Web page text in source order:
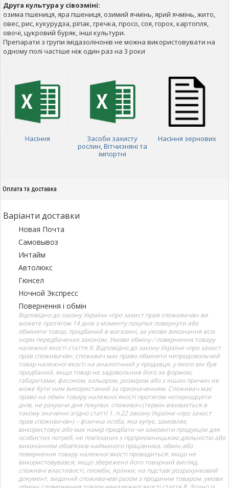
Друга культура у сівозміні:
озима пшениця, яра пшениця, озимий ячмінь, ярий ячмінь, жито,
овес, рис, кукурудза, ріпак, гречка, просо, соя, горох, картопля,
овочі, цукровий буряк, інші культури.
Препарати з групи імідазолінонів не можна використовувати на
одному полі частіше ніж один раз на 3 роки
Насіння
Засоби захисту
рослин, Вітчизняні та
імпортні
Насіння зернових
Оплата та доставка
Варіанти доставки
Новая Почта
Самовывоз
Интайм
Автолюкс
Гюнсел
Ночной Экспресс
Повернення і обмін
Відповідно до закону України «про захист прав споживачів» ви
можете протягом 14 днів з моменту покупки повернути або
обміняти товар, придбаний в магазині, за умови виконання всіх
норм передбачених законом. Умови обміну / повернення товару
належної якості стаття 9. Відповідно до закону України «про захист
прав споживачів»: споживач має право обміняти непродовольчий
товар належної якості на аналогічний у продавця, у якого він був
придбаний, якщо товар не задовольнив його за формою,
габаритами, фасоном, кольором, розміром або з інших причин не
може бути ним використаний за призначенням. Споживач має
право на обмін товару належної якості протягом чотирнадцяти
днів, не рахуючи дня покупки. споживач (термін вживається в
такому значенні згідно статті 1. п.22 закону України «про захист
прав споживачів») – фізична особа, яка купує, замовляє,
використовує або має намір придбати чи замовити продукцію для
особистих потреб, не пов’язаних з підприємницькою діяльністю або
виконанням обов’язків найманого працівника. обмін або
повернення товару належної якості провадиться: якщо не
використовувався; якщо збережено його товарний вигляд,
споживчі властивості, пломби, ярлики; на підставі розрахунковий
документ, виданий споживачеві разом з проданим товаром. умови